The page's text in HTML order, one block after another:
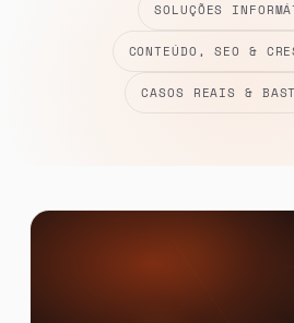
SOLUÇÕES
CONTEÚDO, SEO &
CASOS REAIS &